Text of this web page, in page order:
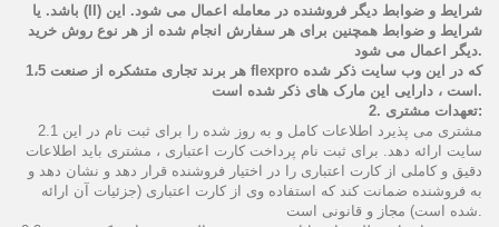
باشد. یا (II) شرایط و ضوابط دیگر فروشنده در معامله اعمال می شود. این
شرایط و ضوابط همچنین برای هر سفارش انجام شده از هر نوع روش خرید
دیگر اعمال می شود.
1،5 هر برند تجاری متشکره از صنعت flexpro که در این وب سایت ذکر شده
است ، دارایی این مارک های ذکر شده است.
2. تعهدات مشتری:
2.1 مشتری می پذیرد اطلاعات کامل و به روز شده را برای ثبت نام در این
سایت ارائه دهد. برای ثبت نام پرداخت کارت اعتباری ، مشتری باید اطلاعات
دقیق و کاملی از کارت اعتباری را در اختیار فروشنده قرار دهد و نشان دهد و
به فروشنده ضمانت کند که استفاده وی از کارت اعتباری (جزئیات آن ارائه
شده است) مجاز و قانونی است.